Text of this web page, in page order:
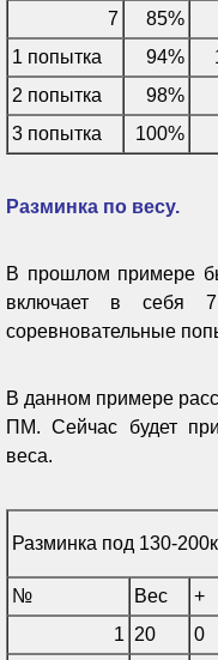
7
85%
1 попытка
94%
2 попытка
98%
3 попытка
100%
Разминка по весу.
В прошлом примере
включает в себя
соревновательные
В данном примере
ПМ. Сейчас будет
веса.
Разминка под 130-
№
Вес +
1 20 0